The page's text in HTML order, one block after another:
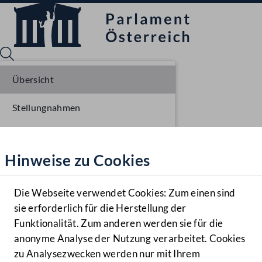
Hilfe
Benutzer
Navigationsmenü öffnen
MENÜ
Hinweise zu Cookies
Die Webseite verwendet Cookies: Zum einen sind
sie erforderlich für die Herstellung der
Funktionalität. Zum anderen werden sie für die
anonyme Analyse der Nutzung verarbeitet. Cookies
zu Analysezwecken werden nur mit Ihrem
Übersicht
Stellungnahmen